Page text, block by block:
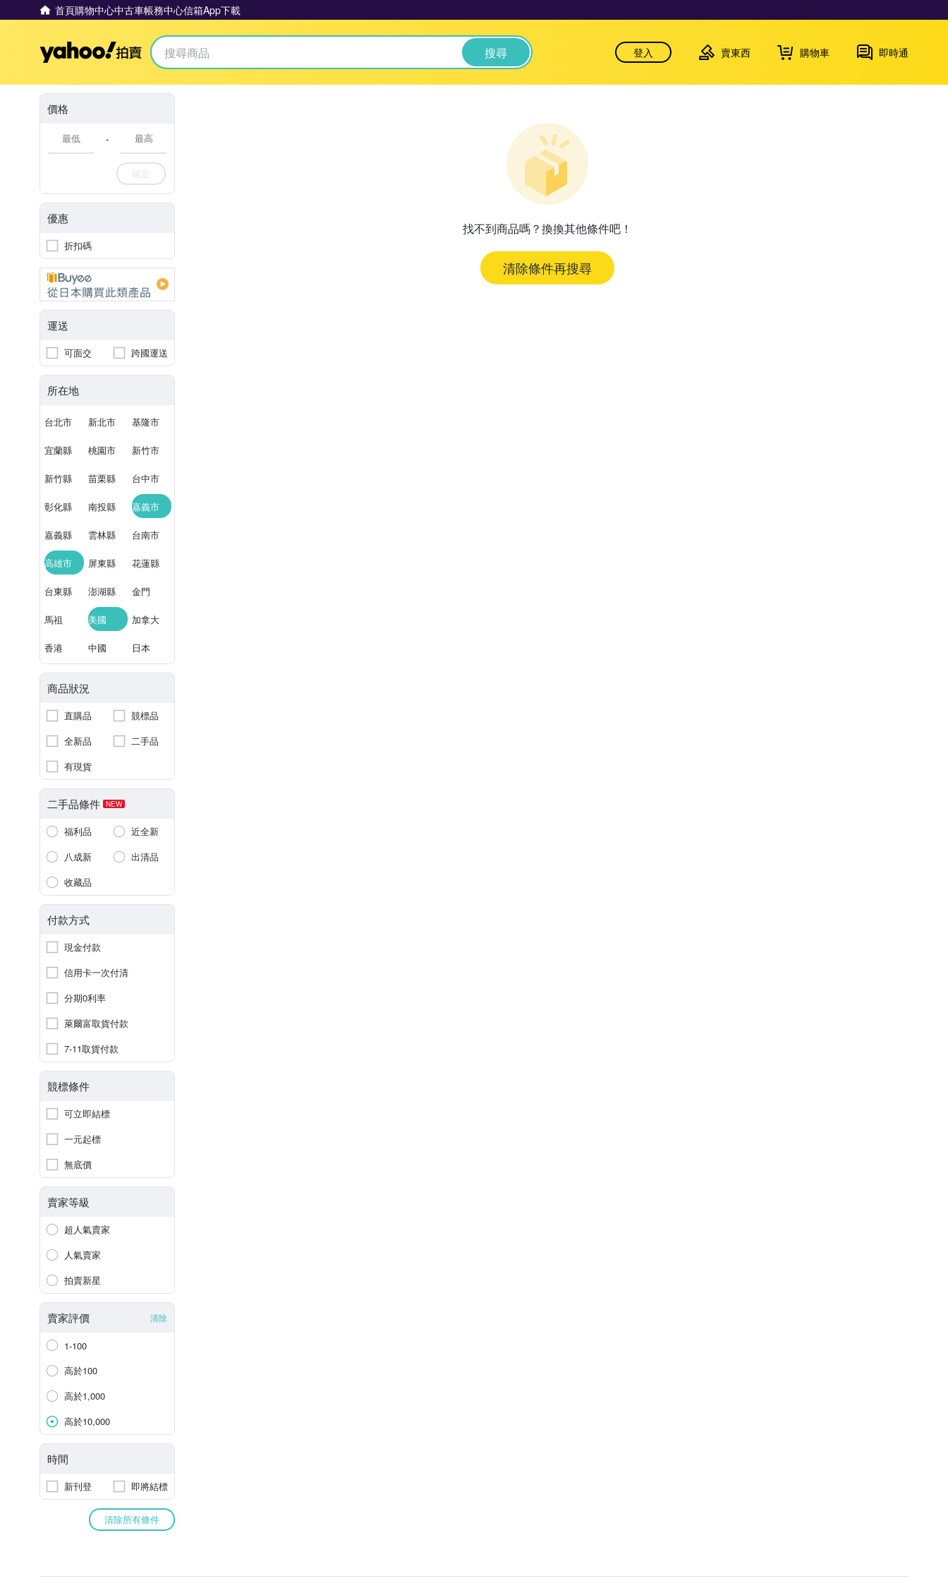
首頁購物中心中古車帳務中心信箱App下載
Yahoo拍賣 搜尋 登入 賣東西 購物車 即時通
價格
-
確定
優惠
折扣碼
運送
可面交 跨國運送
所在地
台北市 新北市 基隆市
宜蘭縣 桃園市 新竹市
新竹縣 苗栗縣 台中市
彰化縣 南投縣 嘉義市
嘉義縣 雲林縣 台南市
高雄市 屏東縣 花蓮縣
台東縣 澎湖縣 金門
馬祖 美國 加拿大
香港 中國 日本
商品狀況
直購品
競標品
全新品
二手品
有現貨
二手品條件 NEW
福利品
近全新
八成新
出清品
收藏品
付款方式
現金付款
信用卡一次付清
分期0利率
萊爾富取貨付款
7-11取貨付款
競標條件
可立即結標
一元起標
無底價
賣家等級
超人氣賣家
人氣賣家
拍賣新星
賣家評價 清除
1-100
高於100
高於1,000
高於10,000
時間
新刊登 即將結標
清除所有條件
找不到商品嗎？換換其他條件吧！
清除條件再搜尋